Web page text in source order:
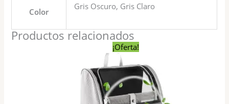
Color
Gris Oscuro, Gris Claro
Productos relacionados
¡Oferta!
precio
original
era:
$ 1.190,00.
El
precio
actual
es:
$ 1.090,00.